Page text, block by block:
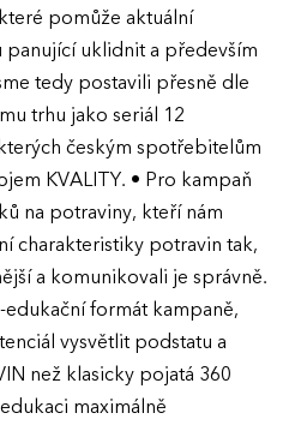
pomůže aktuální
panující uklidnit a především
tedy postavili přesně dle
trhu jako seriál 12
českým spotřebitelům
KVALITY. • Pro kampaň
na potraviny, kteří nám
charakteristiky potravin tak,
a komunikovali je správně.
formát kampaně,
vysvětlit podstatu a
než klasicky pojatá 360
maximálně